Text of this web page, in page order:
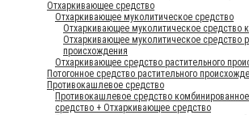
Отхаркивающее средство
Отхаркивающее муколитическое средство
Отхаркивающее муколитическое средство
Отхаркивающее муколитическое средство
происхождения
Отхаркивающее средство растительного
Потогонное средство растительного
Противокашлевое средство
Противокашлевое средство
средство + Отхаркивающее средство